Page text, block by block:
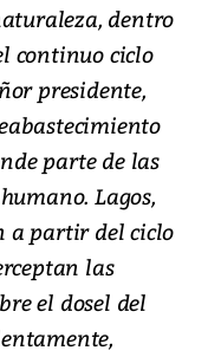
dentro
continuo ciclo
presidente,
parte de las
Lagos,
a partir del ciclo
las
el dosel del